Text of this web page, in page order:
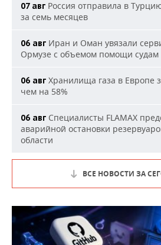
07 авг Россия отправила в
за семь месяцев
06 авг Иран и Оман увязали
Ормузе с объемом помощи судам
06 авг Хранилища газа в Европе
чем на 58%
06 авг Специалисты FLAMAX
аварийной остановки
области
ВСЕ НОВОСТИ ЗА